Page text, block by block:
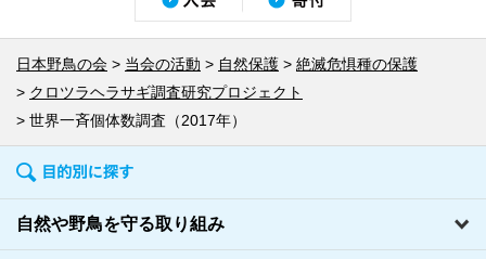
日本野鳥の会 当会の活動 自然保護
絶滅危惧種の保護
クロツラヘラサギ調査研究プロジェクト
世界一斉個体数調査（2017年）
自然や野鳥を守る取り組み